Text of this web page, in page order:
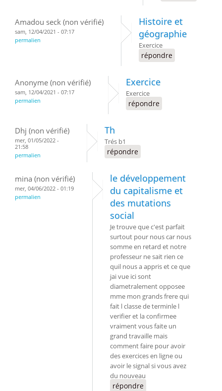
Amadou seck (non vérifié)
sam, 12/04/2021 - 07:17
permalien
Histoire et
géographie
Exercice
répondre
Anonyme (non vérifié)
sam, 12/04/2021 - 07:17
permalien
Exercice
Exercice
répondre
Dhj (non vérifié)
mer, 01/05/2022 -
21:58
permalien
Th
Trés b1
répondre
mina (non vérifié)
mer, 04/06/2022 - 01:19
permalien
le développement
du capitalisme et
des mutations
social
Je trouve que c'est parfait
surtout pour nous car nous
somme en retard et notre
professeur ne sait rien ce
quil nous a appris et ce que
jai vue ici sont
diametralement opposee
mme mon grands frere qui
fait l classe de terminle l
verifier et la confirmee
vraiment vous faite un
grand travaille mais
comment faire pour avoir
des exercices en ligne ou
avoir le signal si vous avez
du nouveau
répondre